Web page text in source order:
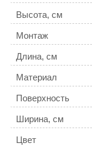
Высота, см
Монтаж
Длина, см
Материал
Поверхность
Ширина, см
Цвет